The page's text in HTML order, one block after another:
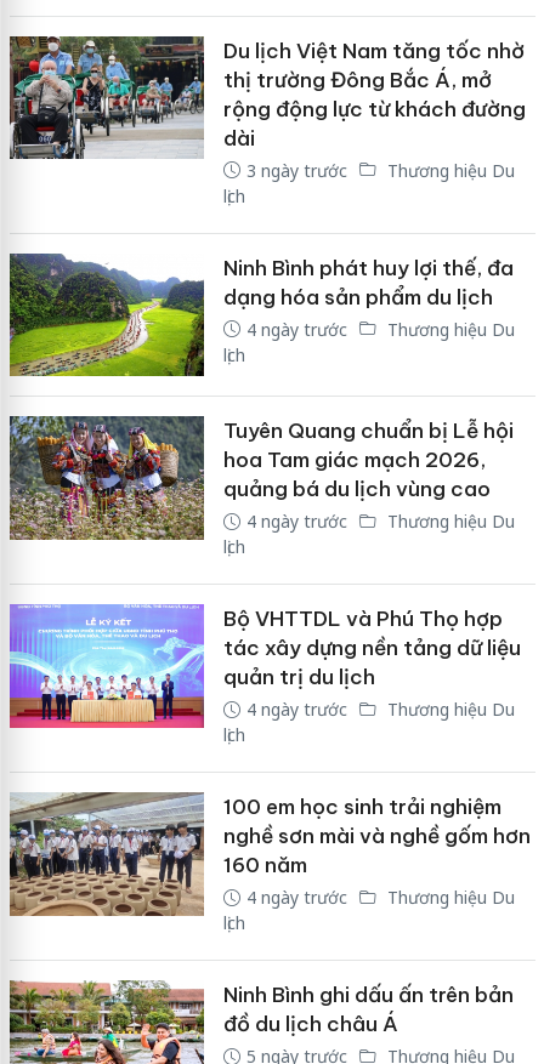
Du lịch Việt Nam tăng tốc nhờ
thị trường Đông Bắc Á, mở
rộng động lực từ khách đường
dài
3 ngày trước
Thương hiệu Du
lịch
Ninh Bình phát huy lợi thế, đa
dạng hóa sản phẩm du lịch
4 ngày trước
Thương hiệu Du
lịch
Tuyên Quang chuẩn bị Lễ hội
hoa Tam giác mạch 2026,
quảng bá du lịch vùng cao
4 ngày trước
Thương hiệu Du
lịch
Bộ VHTTDL và Phú Thọ hợp
tác xây dựng nền tảng dữ liệu
quản trị du lịch
4 ngày trước
Thương hiệu Du
lịch
100 em học sinh trải nghiệm
nghề sơn mài và nghề gốm hơn
160 năm
4 ngày trước
Thương hiệu Du
lịch
Ninh Bình ghi dấu ấn trên bản
đồ du lịch châu Á
5 ngày trước Thương hiệu Du